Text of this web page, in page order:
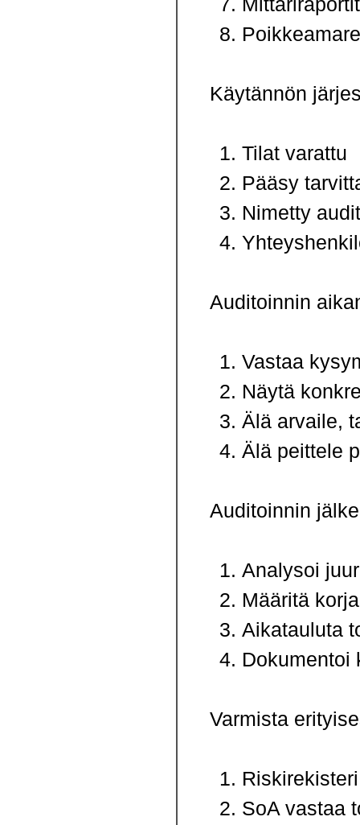
Käytännön
Tilat varattu
Pääsy
Nimetty
Auditoinnin
Vastaa
Näytä
Älä arvaile,
Älä peittele
Auditoinnin
Analysoi
Määritä
Aikatauluta
Dokumentoi
Varmista
SoA vastaa